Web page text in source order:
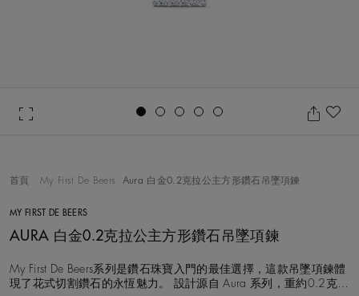
首頁 My First De Beers Aura 白金0.2克拉公主方形鑽石吊墜項鍊
MY FIRST DE BEERS
AURA 白金0.2克拉公主方形鑽石吊墜項鍊
My First De Beers系列是鑽石珠寶入門的最佳選擇，這款吊墜項鍊體
現了花式切割鑽石的永恆魅力。 設計源自 Aura 系列，重約0.2克拉